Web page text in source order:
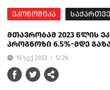
ეკონომიკა
მთავრობამ 2023 წლის
პროგნოზი 6.5%-მდე
15 სექ 2023 12:26